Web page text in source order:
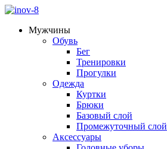
Мужчины
Обувь
Бег
Тренировки
Прогулки
Одежда
Куртки
Брюки
Базовый слой
Промежуточный слой
Аксессуары